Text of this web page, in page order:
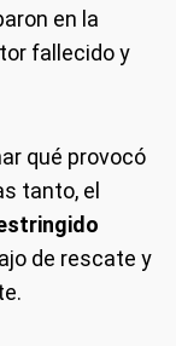
en la
fallecido y
qué provocó
tanto, el
de rescate y